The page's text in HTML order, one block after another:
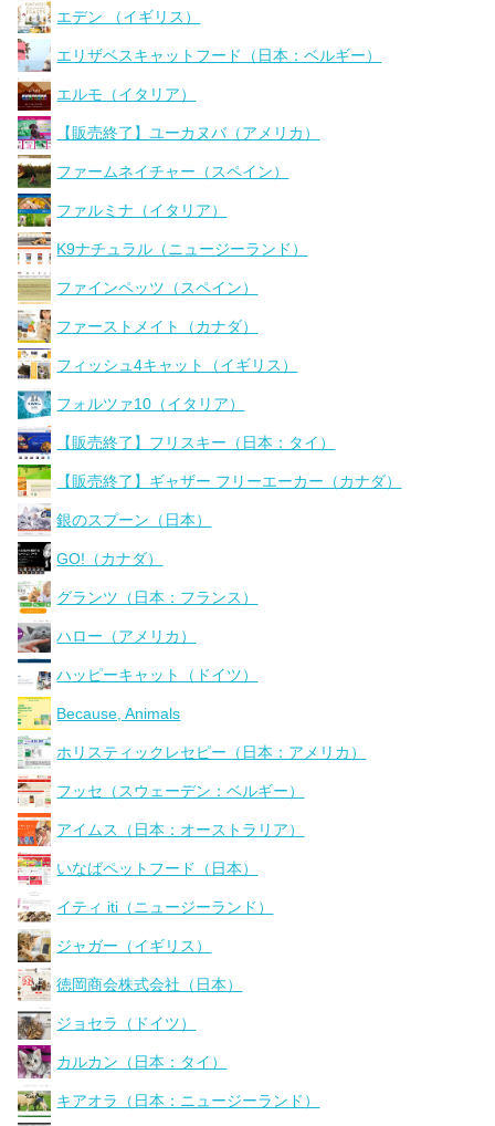
エデン （イギリス）
エリザベスキャットフード（日本：ベルギー）
エルモ（イタリア）
【販売終了】ユーカヌバ（アメリカ）
ファームネイチャー（スペイン）
ファルミナ（イタリア）
K9ナチュラル（ニュージーランド）
ファインペッツ（スペイン）
ファーストメイト（カナダ）
フィッシュ4キャット（イギリス）
フォルツァ10（イタリア）
【販売終了】フリスキー（日本：タイ）
【販売終了】ギャザー フリーエーカー（カナダ）
銀のスプーン（日本）
GO!（カナダ）
グランツ（日本：フランス）
ハロー（アメリカ）
ハッピーキャット（ドイツ）
Because, Animals
ホリスティックレセピー（日本：アメリカ）
フッセ（スウェーデン：ベルギー）
アイムス（日本：オーストラリア）
いなばペットフード（日本）
イティ iti（ニュージーランド）
ジャガー（イギリス）
徳岡商会株式会社（日本）
ジョセラ（ドイツ）
カルカン（日本：タイ）
キアオラ（日本：ニュージーランド）